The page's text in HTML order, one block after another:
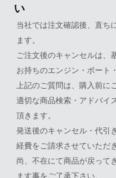
当社では注文確認後、直ち
ます。
ご注文後のキャンセルは、
お持ちのエンジン・ボート
上記のご質問は、購入前に
適切な商品検索・アドバイ
頂きます。
発送後のキャンセル・代引
経費をご請求させていただ
尚、不在にて商品が戻って
ます事をご了承下さい。